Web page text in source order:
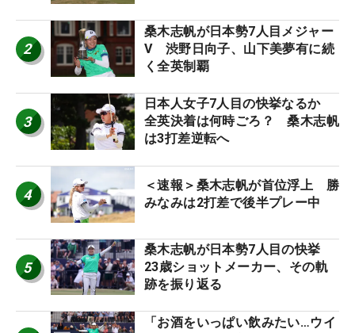
2
桑木志帆が日本勢7人目メジャー
V 渋野日向子、山下美夢有に続
く全英制覇
3
日本人女子7人目の快挙なるか
全英決着は何時ごろ？ 桑木志帆
は3打差逆転へ
4
＜速報＞桑木志帆が首位浮上 勝
みなみは2打差で後半プレー中
5
桑木志帆が日本勢7人目の快挙
23歳ショットメーカー、その軌
跡を振り返る
「お酒をいっぱい飲みたい…ウイ